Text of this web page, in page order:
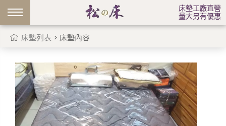
床墊列表 > 床墊內容
床墊工廠直營
量大另有優惠